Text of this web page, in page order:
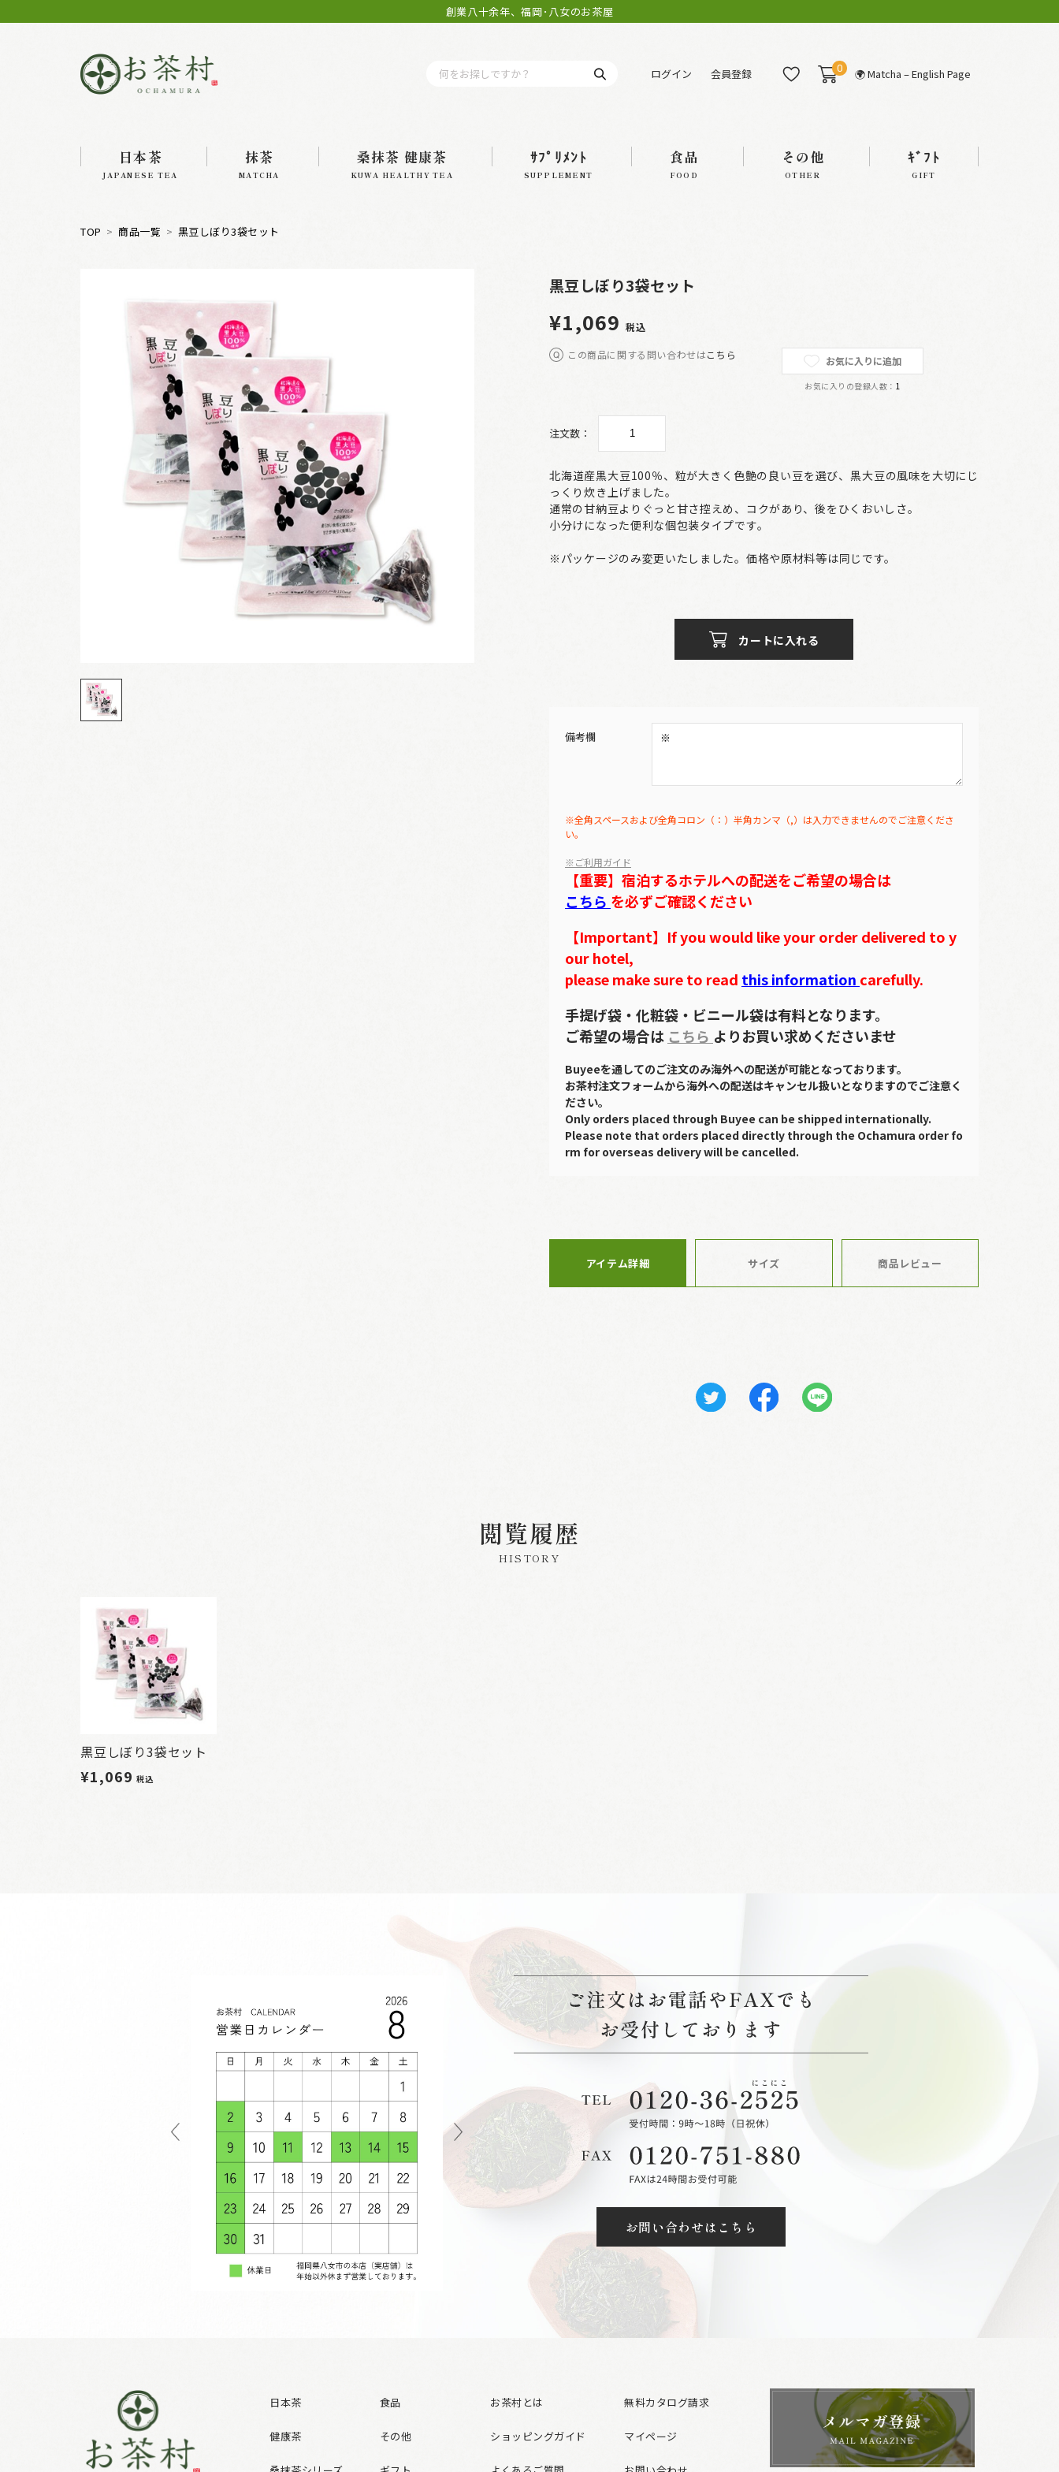
創業八十余年、福岡･八女のお茶屋
ログイン 会員登録 0 🌍 Matcha – English Page
日本茶
JAPANESE TEA
抹茶
MATCHA
桑抹茶 健康茶
KUWA HEALTHY TEA
ｻﾌﾟﾘﾒﾝﾄ
SUPPLEMENT
食品
FOOD
その他
OTHER
ｷﾞﾌﾄ
GIFT
TOP 商品一覧 黒豆しぼり3袋セット
黒豆しぼり3袋セット
¥1,069 税込
この商品に関する問い合わせはこちら お気に入りに追加
お気に入りの登録人数： 1
注文数：
北海道産黒大豆100％、粒が大きく色艶の良い豆を選び、黒大豆の風味を大切にじ
っくり炊き上げました。
通常の甘納豆よりぐっと甘さ控えめ、コクがあり、後をひくおいしさ。
小分けになった便利な個包装タイプです。
※パッケージのみ変更いたしました。価格や原材料等は同じです。
カートに入れる
備考欄
※全角スペースおよび全角コロン（：）半角カンマ（,）は入力できませんのでご注意くださ
い。
※ご利用ガイド
【重要】宿泊するホテルへの配送をご希望の場合は
こちら を必ずご確認ください
【Important】If you would like your order delivered to y
our hotel,
please make sure to read this information carefully.
手提げ袋・化粧袋・ビニール袋は有料となります。
ご希望の場合は こちら よりお買い求めくださいませ
Buyeeを通してのご注文のみ海外への配送が可能となっております。
お茶村注文フォームから海外への配送はキャンセル扱いとなりますのでご注意く
ださい。
Only orders placed through Buyee can be shipped internationally.
Please note that orders placed directly through the Ochamura order fo
rm for overseas delivery will be cancelled.
アイテム詳細 サイズ 商品レビュー
閲覧履歴
HISTORY
黒豆しぼり3袋セット
¥1,069税込
お問い合わせはこちら
日本茶
健康茶
食品
その他
お茶村とは
ショッピングガイド
無料カタログ請求
マイページ